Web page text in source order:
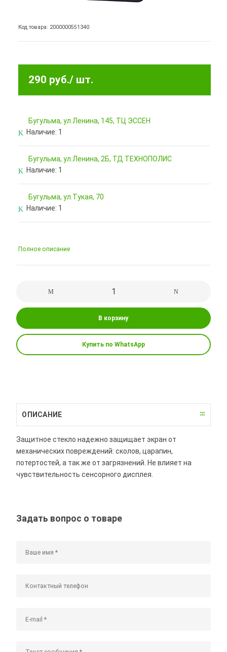
Код товара: 2000000551340
290 руб./ шт.
Бугульма, ул.Ленина, 145, ТЦ ЭССЕН
Наличие: 1
Бугульма, ул.Ленина, 2Б, ТД ТЕХНОПОЛИС
Наличие: 1
Бугульма, ул.Тукая, 70
Наличие: 1
Полное описание
В корзину
Купить по WhatsApp
ОПИСАНИЕ
Защитное стекло надежно защищает экран от
механических повреждений: сколов, царапин,
потертостей, а так же от загрязнений. Не влияет на
чувствительность сенсорного дисплея.
Задать вопрос о товаре